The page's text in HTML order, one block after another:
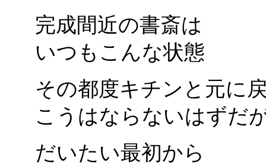
完成間近の書斎は
いつもこんな状態
その都度キチンと元に
こうはならないはずだ
だいたい最初から